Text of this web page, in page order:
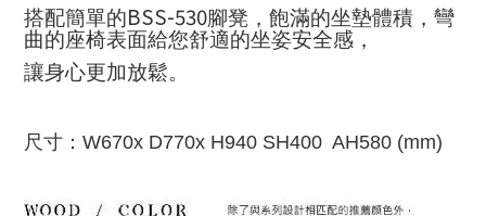
搭配簡單的BSS-530腳凳，飽滿的坐墊體積，彎
曲的座椅表面給您舒適的坐姿安全感，
讓身心更加放鬆。
尺寸： W670x D770x H940 SH400 AH580 (mm)